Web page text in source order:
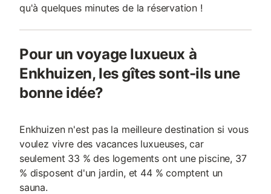
qu'à quelques minutes de la réservation !
Pour un voyage luxueux à
Enkhuizen, les gîtes sont-ils une
bonne idée?
Enkhuizen n'est pas la meilleure destination si vous
voulez vivre des vacances luxueuses, car
seulement 33 % des logements ont une piscine, 37
% disposent d'un jardin, et 44 % comptent un
sauna.